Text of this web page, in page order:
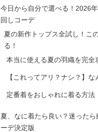
今日から自分で選べる！2026
回しコーデ
夏の新作トップス全試し！こ
る！
本当に使える夏の羽織を完全
【これってアリ？ナシ？】
定番着をおしゃれに着る方法
夏、なに着たら良い？迷った
ーデ決定版